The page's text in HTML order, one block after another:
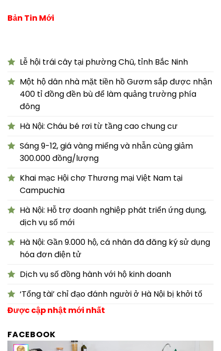
Bản Tin Mới
Lễ hội trái cây tại phường Chũ, tỉnh Bắc Ninh
Một hộ dân nhà mặt tiền hồ Gươm sắp được nhận
400 tỉ đồng đền bù để làm quảng trường phía
đông
Hà Nội: Cháu bé rơi từ tầng cao chung cư
Sáng 9-12, giá vàng miếng và nhẫn cùng giảm
300.000 đồng/lượng
Khai mạc Hội chợ Thương mại Việt Nam tại
Campuchia
Hà Nội: Hỗ trợ doanh nghiệp phát triển ứng dụng,
dịch vụ số mới
Hà Nội: Gần 9.000 hộ, cá nhân đã đăng ký sử dụng
hóa đơn điện tử
Dịch vụ số đồng hành với hộ kinh doanh
‘Tổng tài’ chỉ đạo đánh người ở Hà Nội bị khởi tố
Được cập nhật mới nhất
FACEBOOK